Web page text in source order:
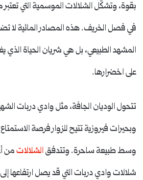
بقوة، وتشكّل الشلالات الموسمية التي تعتبر
في فصل الخريف. هذه المصادر المائية لا
المشهد الطبيعي، بل هي شريان الحياة الذي
على اخضرارها.
تتحول الوديان الجافة، مثل وادي دربات
وبحيرات فيروزية تتيح للزوار فرصة
وسط طبيعة ساحرة. وتتدفق الشلالات من